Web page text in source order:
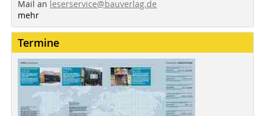
Mail an leserservice@bauverlag.de
mehr
Termine